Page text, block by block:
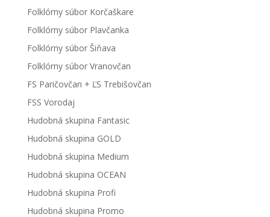
Folklórny súbor Korčaškare
Folklórny súbor Plavčanka
Folklórny súbor Šiňava
Folklórny súbor Vranovčan
FS Paričovčan + ĽS Trebišovčan
FSS Vorodaj
Hudobná skupina Fantasic
Hudobná skupina GOLD
Hudobná skupina Medium
Hudobná skupina OCEAN
Hudobná skupina Profi
Hudobná skupina Promo